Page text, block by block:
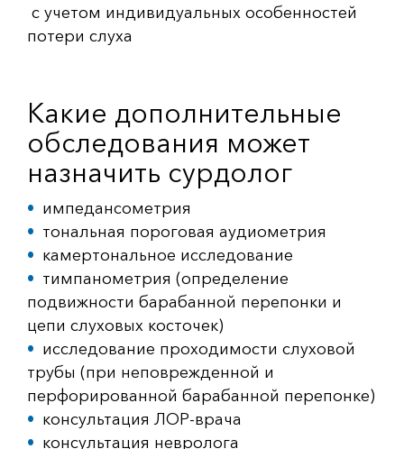
с учетом индивидуальных особенностей
потери слуха
Какие дополнительные
обследования может
назначить сурдолог
импедансометрия
тональная пороговая аудиометрия
камертональное исследование
тимпанометрия (определение
подвижности барабанной перепонки и
цепи слуховых косточек)
исследование проходимости слуховой
трубы (при неповрежденной и
перфорированной барабанной перепонке)
консультация ЛОР-врача
консультация невролога